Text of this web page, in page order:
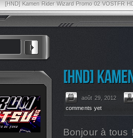
[HND] Kamen Rider Wizard Promo 02 VOSTFR
août 29, 2012
comments yet
Bonjour à tous